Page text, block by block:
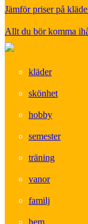
Jämför priser på
Allt du bör komma
kläder
skönhet
hobby
semester
träning
vanor
familj
hem